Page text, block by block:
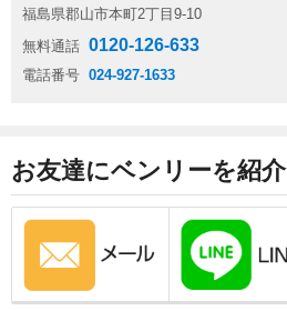
福島県郡山市本町2丁目9-10
無料通話 0120-126-633
電話番号 024-927-1633
お友達にベンリーを紹介